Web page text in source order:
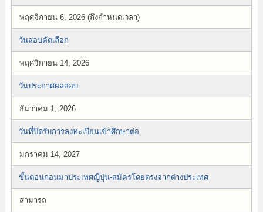
พฤศจิกายน 6, 2026 (ถึงกำหนดเวลา)
วันสอบคัดเลือก
พฤศจิกายน 14, 2026
วันประกาศผลสอบ
ธันวาคม 1, 2026
วันที่ปิดรับการลงทะเบียนเข้าศึกษาต่อ
มกราคม 14, 2027
ขั้นตอนก่อนมาประเทศญี่ปุ่น-สมัครโดยตรงจากต่างประเทศ
สามารถ